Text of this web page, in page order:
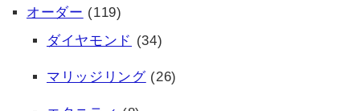
オーダー (119)
ダイヤモンド (34)
マリッジリング(26)